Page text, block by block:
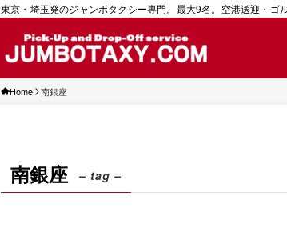
東京・埼玉発のジャンボタクシー専門。最大9名。空港送迎・ゴ
Home 南銀座
南銀座 – tag –